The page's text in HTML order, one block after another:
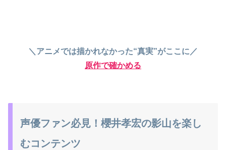
＼アニメでは描かれなかった“真実”がここに／
原作で確かめる
声優ファン必見！櫻井孝宏の影山を楽し
むコンテンツ